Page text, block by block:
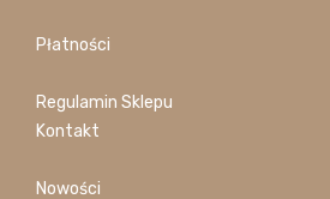
Płatności
Regulamin Sklepu
Kontakt
Nowości